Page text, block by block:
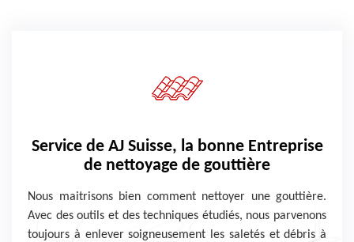
Service de AJ Suisse, la bonne Entreprise
de nettoyage de gouttière
Nous maitrisons bien comment nettoyer une gouttière.
Avec des outils et des techniques étudiés, nous parvenons
toujours à enlever soigneusement les saletés et débris à